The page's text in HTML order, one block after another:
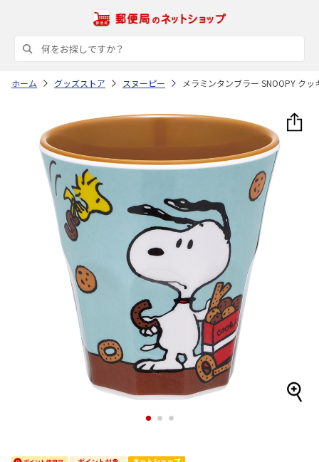
ホーム グッズストア スヌーピー メラミンタンブラー SNOOPY クッ
1 2 3